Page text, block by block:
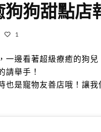
狗甜點店
1
一邊看著超級療癒的狗兒
請舉手！
也是寵物友善店哦！讓我